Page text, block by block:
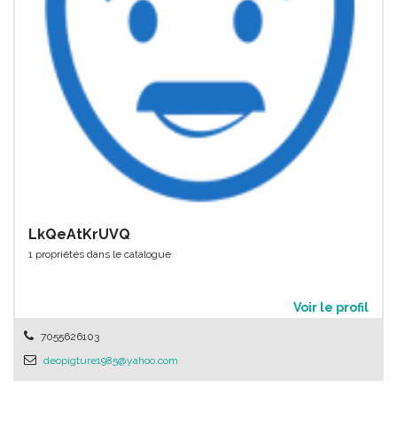
LkQeAtKrUVQ
1 propriétés dans le catalogue
Voir le profil
7055626103
deopigture1985@yahoo.com